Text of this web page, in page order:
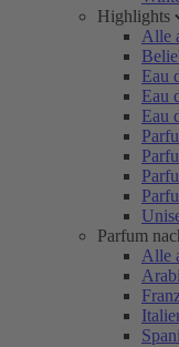
Highlights
Alle
Eau
Eau
Eau
Parfum
Alle